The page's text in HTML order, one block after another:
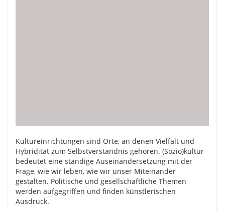
Kultureinrichtungen sind Orte, an denen Vielfalt und
Hybridität zum Selbstverständnis gehören. (Sozio)kultur
bedeutet eine ständige Auseinandersetzung mit der
Frage, wie wir leben, wie wir unser Miteinander
gestalten. Politische und gesellschaftliche Themen
werden aufgegriffen und finden künstlerischen
Ausdruck.